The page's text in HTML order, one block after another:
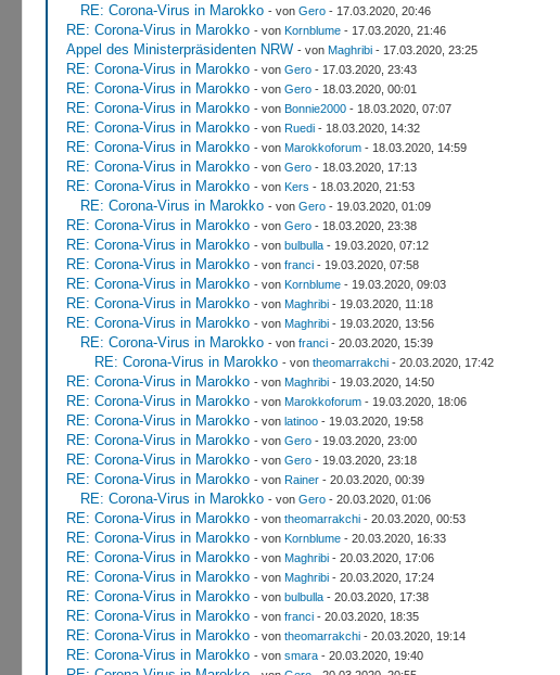
RE: Corona-Virus in Marokko - von Gero- 17.03.2020, 20:46
RE: Corona-Virus in Marokko - von Kornblume- 17.03.2020, 21:46
Appel des Ministerpräsidenten NRW - von Maghribi- 17.03.2020, 23:25
RE: Corona-Virus in Marokko - von Gero- 17.03.2020, 23:43
RE: Corona-Virus in Marokko - von Gero- 18.03.2020, 00:01
RE: Corona-Virus in Marokko - von Bonnie2000- 18.03.2020, 07:07
RE: Corona-Virus in Marokko - von Ruedi- 18.03.2020, 14:32
RE: Corona-Virus in Marokko - von Marokkoforum- 18.03.2020, 14:59
RE: Corona-Virus in Marokko - von Gero- 18.03.2020, 17:13
RE: Corona-Virus in Marokko - von Kers - 18.03.2020, 21:53
RE: Corona-Virus in Marokko - von Gero- 19.03.2020, 01:09
RE: Corona-Virus in Marokko - von Gero- 18.03.2020, 23:38
RE: Corona-Virus in Marokko - von bulbulla- 19.03.2020, 07:12
RE: Corona-Virus in Marokko - von franci- 19.03.2020, 07:58
RE: Corona-Virus in Marokko - von Kornblume- 19.03.2020, 09:03
RE: Corona-Virus in Marokko - von Maghribi- 19.03.2020, 11:18
RE: Corona-Virus in Marokko - von Maghribi- 19.03.2020, 13:56
RE: Corona-Virus in Marokko - von franci- 20.03.2020, 15:39
RE: Corona-Virus in Marokko - von theomarrakchi- 20.03.2020, 17:42
RE: Corona-Virus in Marokko - von Maghribi- 19.03.2020, 14:50
RE: Corona-Virus in Marokko - von Marokkoforum- 19.03.2020, 18:06
RE: Corona-Virus in Marokko - von latinoo- 19.03.2020, 19:58
RE: Corona-Virus in Marokko - von Gero- 19.03.2020, 23:00
RE: Corona-Virus in Marokko - von Gero- 19.03.2020, 23:18
RE: Corona-Virus in Marokko - von Rainer- 20.03.2020, 00:39
RE: Corona-Virus in Marokko - von Gero- 20.03.2020, 01:06
RE: Corona-Virus in Marokko - von theomarrakchi- 20.03.2020, 00:53
RE: Corona-Virus in Marokko - von Kornblume- 20.03.2020, 16:33
RE: Corona-Virus in Marokko - von Maghribi- 20.03.2020, 17:06
RE: Corona-Virus in Marokko - von Maghribi- 20.03.2020, 17:24
RE: Corona-Virus in Marokko - von bulbulla- 20.03.2020, 17:38
RE: Corona-Virus in Marokko - von franci- 20.03.2020, 18:35
RE: Corona-Virus in Marokko - von theomarrakchi- 20.03.2020, 19:14
RE: Corona-Virus in Marokko - von smara- 20.03.2020, 19:40